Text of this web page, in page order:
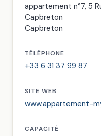
appartement n°7, 5
Capbreton
Capbreton
TÉLÉPHONE
+33 6 31 37 99 87
SITE WEB
www.appartement-
CAPACITÉ